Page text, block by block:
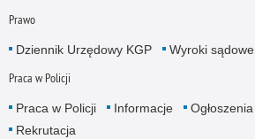
Prawo
Dziennik Urzędowy KGP Wyroki sądowe
Praca w Policji
Praca w Policji Informacje Ogłoszenia
Rekrutacja